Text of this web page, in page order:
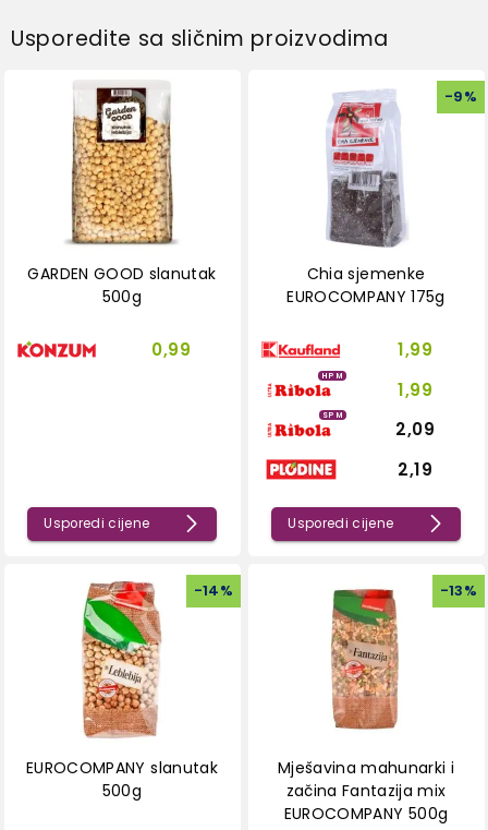
Usporedite sa sličnim proizvodima
GARDEN GOOD slanutak
500g
0,99
Usporedi cijene
-9%
Chia sjemenke
EUROCOMPANY 175g
1,99
HPM
1,99
SPM
2,09
2,19
Usporedi cijene
-14%
EUROCOMPANY slanutak
500g
-13%
Mješavina mahunarki i
začina Fantazija mix
EUROCOMPANY 500g